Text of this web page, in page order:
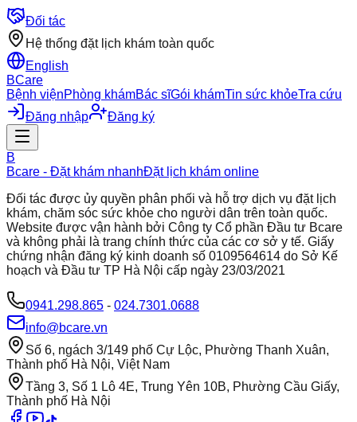
Đối tác
Hệ thống đặt lịch khám toàn quốc
English
BCare
Bệnh việnPhòng khámBác sĩGói khámTin sức khỏeTra cứu
Đăng nhập
Đăng ký
B
Bcare - Đặt khám nhanhĐặt lịch khám online
Đối tác được ủy quyền phân phối và hỗ trợ dịch vụ đặt lịch
khám, chăm sóc sức khỏe cho người dân trên toàn quốc.
Website được vận hành bởi Công ty Cổ phần Đầu tư Bcare
và không phải là trang chính thức của các cơ sở y tế. Giấy
chứng nhận đăng ký kinh doanh số 0109564614 do Sở Kế
hoạch và Đầu tư TP Hà Nội cấp ngày 23/03/2021
0941.298.865 - 024.7301.0688
info@bcare.vn
Số 6, ngách 3/149 phố Cự Lộc, Phường Thanh Xuân,
Thành phố Hà Nội, Việt Nam
Tầng 3, Số 1 Lô 4E, Trung Yên 10B, Phường Cầu Giấy,
Thành phố Hà Nội